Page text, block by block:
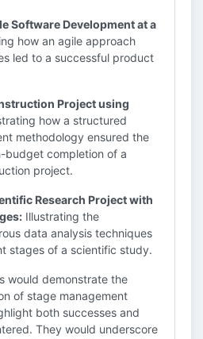
Software Development at a
how an agile approach
led to a successful product
Project using
how a structured
methodology ensured the
budget completion of a
project.
Research Project with
Illustrating the
data analysis techniques
stages of a scientific study.
would demonstrate the
of stage management
both successes and
They would underscore